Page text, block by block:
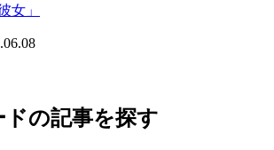
女」
ドの記事を探す